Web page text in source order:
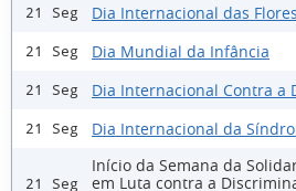
21 Seg Dia Internacional das
21 Seg Dia Mundial da Infância
21 Seg Dia Internacional Contra a
21 Seg Dia Internacional da
21 Seg
Início da Semana da
em Luta contra a